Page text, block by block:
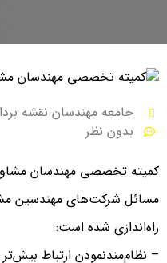
جامعه مهندسان نقشه
بدون نظر
کمیته تخصصی مهندسان
مسائل شرکت‌های مهندسین
راه‌اندازی شده است:
– نظام‌مند‌نمودن ارتباط